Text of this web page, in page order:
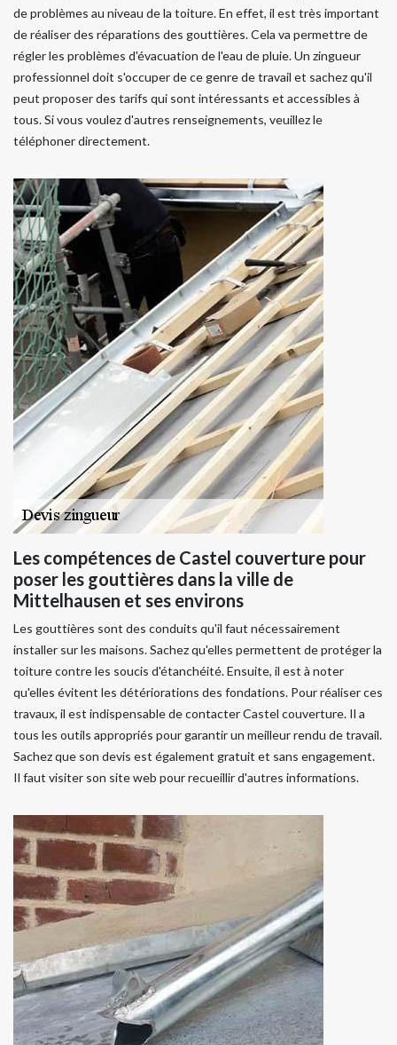
de problèmes au niveau de la toiture. En effet, il est très important
de réaliser des réparations des gouttières. Cela va permettre de
régler les problèmes d'évacuation de l'eau de pluie. Un zingueur
professionnel doit s'occuper de ce genre de travail et sachez qu'il
peut proposer des tarifs qui sont intéressants et accessibles à
tous. Si vous voulez d'autres renseignements, veuillez le
téléphoner directement.
Les compétences de Castel couverture pour
poser les gouttières dans la ville de
Mittelhausen et ses environs
Les gouttières sont des conduits qu'il faut nécessairement
installer sur les maisons. Sachez qu'elles permettent de protéger la
toiture contre les soucis d'étanchéité. Ensuite, il est à noter
qu'elles évitent les détériorations des fondations. Pour réaliser ces
travaux, il est indispensable de contacter Castel couverture. Il a
tous les outils appropriés pour garantir un meilleur rendu de travail.
Sachez que son devis est également gratuit et sans engagement.
Il faut visiter son site web pour recueillir d'autres informations.